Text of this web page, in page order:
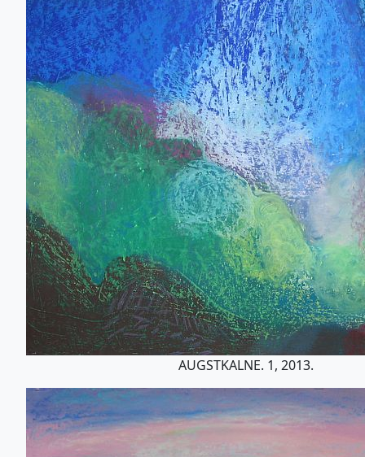
AUGSTKALNE. 1, 2013.